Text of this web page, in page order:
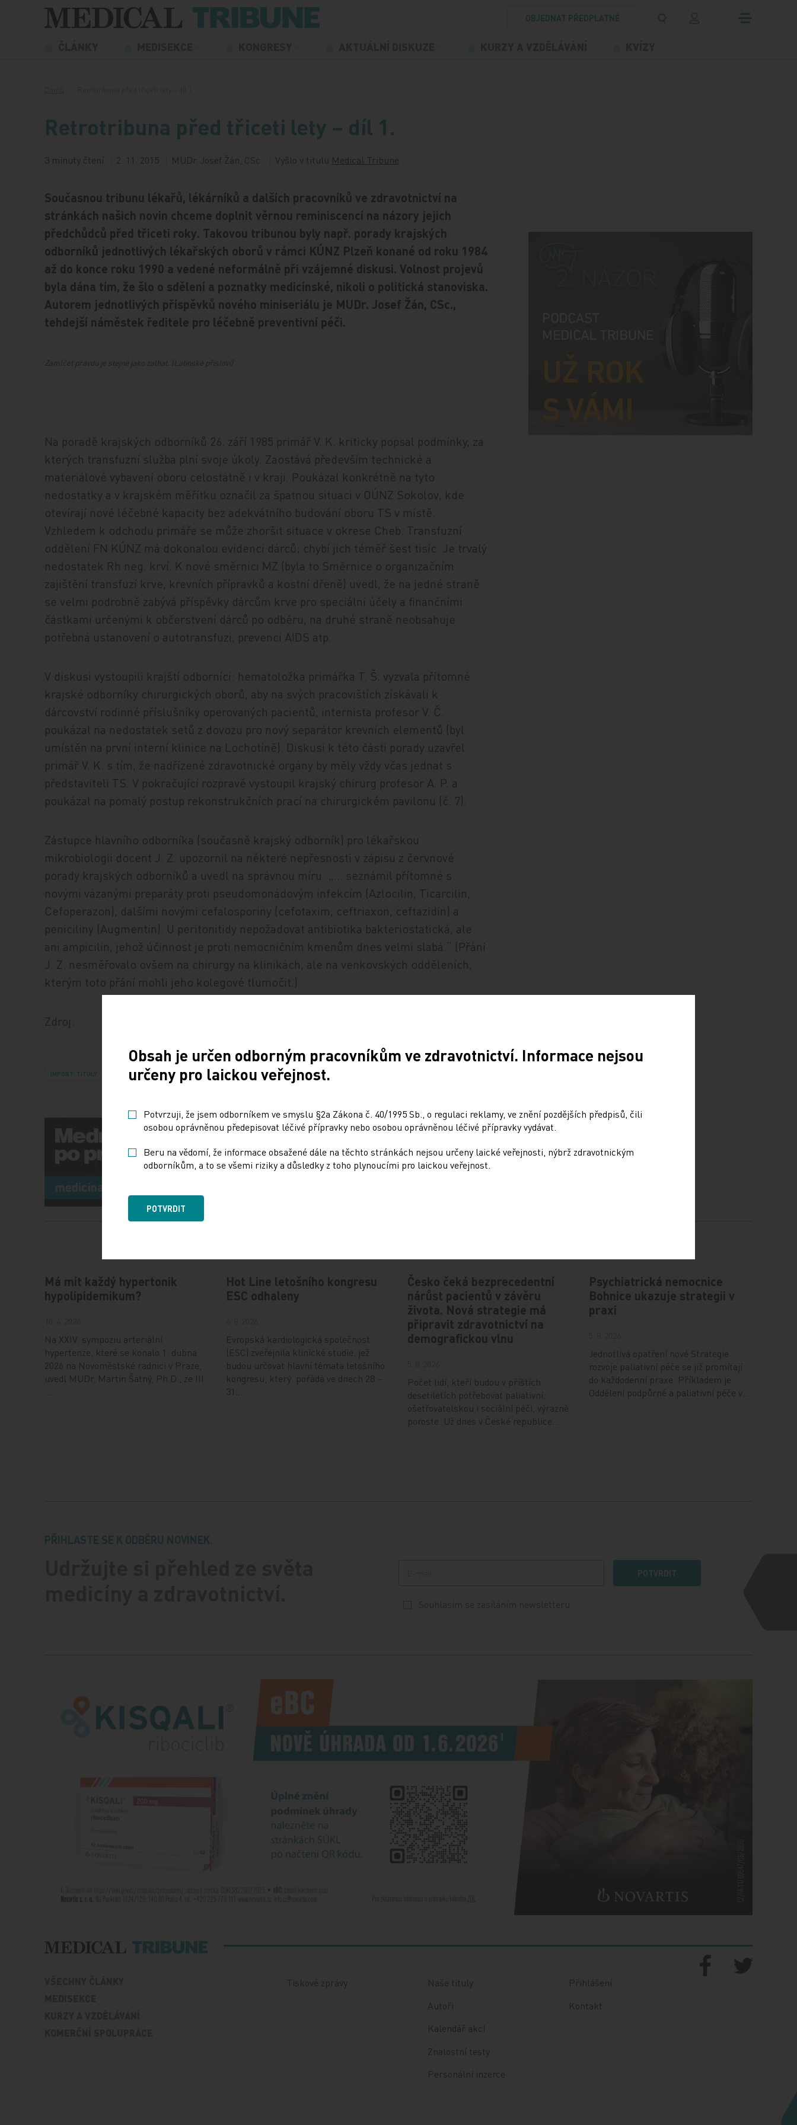
Přeskočit na obsah
OBJEDNAT PŘEDPLATNÉ
Retrotribuna před třiceti lety – díl 1.
3 minuty čtení 2. 11. 2015 MUDr. Josef Žán, CSc. Vyšlo v titulu Medical Tribune
Současnou tribunu lékařů, lékárníků a dalších pracovníků ve zdravotnictví na
stránkách našich novin chceme doplnit věrnou reminiscencí na názory jejich
předchůdců před třiceti roky. Takovou tribunou byly např. porady krajských
odborníků jednotlivých lékařských oborů v rámci KÚNZ Plzeň konané od roku 1984
až do konce roku 1990 a vedené neformálně při vzájemné diskusi. Volnost projevů
byla dána tím, že šlo o sdělení a poznatky medicínské, nikoli o politická stanoviska.
Autorem jednotlivých příspěvků nového miniseriálu je MUDr. Josef Žán, CSc.,
tehdejší náměstek ředitele pro léčebně preventivní péči.
Zamlčet pravdu je stejné jako zalhat. (Latinské přísloví)
Na poradě krajských odborníků 26. září 1985 primář V. K. kriticky popsal podmínky, za
kterých transfuzní služba plní svoje úkoly. Zaostává především technické a
materiálové vybavení oboru celostátně i v kraji. Poukázal konkrétně na tyto
nedostatky a v krajském měřítku označil za špatnou situaci v OÚNZ Sokolov, kde
otevírají nové léčebné kapacity bez adekvátního budování oboru TS v místě.
Vzhledem k odchodu primáře se může zhoršit situace v okrese Cheb. Transfuzní
oddělení FN KÚNZ má dokonalou evidenci dárců; chybí jich téměř šest tisíc. Je trvalý
nedostatek Rh neg. krví. K nové směrnici MZ (byla to Směrnice o organizačním
zajištění transfuzí krve, krevních přípravků a kostní dřeně) uvedl, že na jedné straně
se velmi podrobně zabývá příspěvky dárcům krve pro speciální účely a finančními
částkami určenými k občerstvení dárců po odběru, na druhé straně neobsahuje
potřebná ustanovení o autotransfuzi, prevenci AIDS atp.
V diskusi vystoupili krajští odborníci: hematoložka primářka T. Š. vyzvala přítomné
krajské odborníky chirurgických oborů, aby na svých pracovištích získávali k
dárcovství rodinné příslušníky operovaných pacientů, internista profesor V. Č.
poukázal na nedostatek setů z dovozu pro nový separátor krevních elementů (byl
umístěn na první interní klinice na Lochotíně). Diskusi k této části porady uzavřel
primář V. K. s tím, že nadřízené zdravotnické orgány by měly vždy včas jednat s
představiteli TS. V pokračující rozpravě vystoupil krajský chirurg profesor A. P. a
poukázal na pomalý postup rekonstrukčních prací na chirurgickém pavilonu (č. 7).
Zástupce hlavního odborníka (současně krajský odborník) pro lékařskou
mikrobiologii docent J. Z. upozornil na některé nepřesnosti v zápisu z červnové
porady krajských odborníků a uvedl na správnou míru: „… seznámil přítomné s
novými vázanými preparáty proti pseudomonádovým infekcím (Azlocilin, Ticarcilin,
Cefoperazon), dalšími novými cefalosporiny (cefotaxim, ceftriaxon, ceftazidin) a
peniciliny (Augmentin). U peritonitidy nepožadovat antibiotika bakteriostatická, ale
ani ampicilin, jehož účinnost je proti nemocničním kmenům dnes velmi slabá.“ (Přání
J. Z. nesměřovalo ovšem na chirurgy na klinikách, ale na venkovských odděleních,
kterým toto přání mohli jeho kolegové tlumočit.)
Zdroj:
IMPORT: TITULY Sdílejte článek
Má mít každý hypertonik
hypolipidemikum?
Na XXIV. sympoziu arteriální
hypertenze, které se konalo 1. dubna
2026 na Novoměstské radnici v Praze,
uvedl MUDr. Martin Šatný, Ph.D., ze III.
Hot Line letošního kongresu
ESC odhaleny
Evropská kardiologická společnost
(ESC) zveřejnila klinické studie, jež
budou určovat hlavní témata letošního
kongresu, který pořádá ve dnech 28.–
31…
Česko čeká bezprecedentní
nárůst pacientů v závěru
života. Nová strategie má
připravit zdravotnictví na
demografickou vlnu
Počet lidí, kteří budou v příštích
desetiletích potřebovat paliativní,
ošetřovatelskou i sociální péči, výrazně
poroste. Už dnes v České republice…
Psychiatrická nemocnice
Bohnice ukazuje strategii v
praxi
Jednotlivá opatření nové Strategie
rozvoje paliativní péče se již promítají
do každodenní praxe. Příkladem je
Oddělení podpůrné a paliativní péče v…
PŘIHLASTE SE K ODBĚRU NOVINEK.
POTVRDIT
Tiskové zprávy
Naše tituly
Autoři
Kalendář akcí
Znalostní testy
Personální inzerce
Přihlášení
Kontakt
Obsah je určen odborným pracovníkům ve zdravotnictví. Informace nejsou
určeny pro laickou veřejnost.
Potvrzuji, že jsem odborníkem ve smyslu §2a Zákona č. 40/1995 Sb., o regulaci reklamy, ve znění pozdějších předpisů, čili
osobou oprávněnou předepisovat léčivé přípravky nebo osobou oprávněnou léčivé přípravky vydávat.
Beru na vědomí, že informace obsažené dále na těchto stránkách nejsou určeny laické veřejnosti, nýbrž zdravotnickým
odborníkům, a to se všemi riziky a důsledky z toho plynoucími pro laickou veřejnost.
POTVRDIT